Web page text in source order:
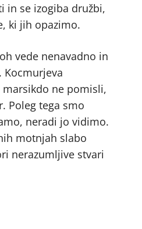
in se izogiba družbi,
ki jih opazimo.
vede nenavadno in
Kocmurjeva
marsikdo ne pomisli,
Poleg tega smo
neradi jo vidimo.
motnjah slabo
nerazumljive stvari